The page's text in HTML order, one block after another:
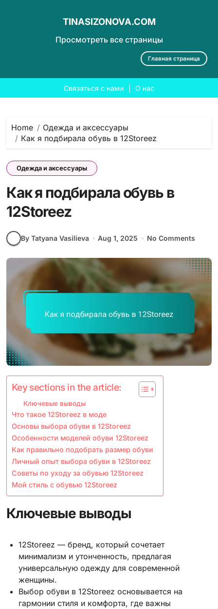
Просмотреть все страницы
TINASIZONOVA.COM
Главная страница
Связаться с нами О нас
content
Home
Одежда и аксессуары
Как я подбирала обувь в 12Storeez
Одежда и аксессуары
Как я подбирала обувь в
12Storeez
By Tatyana Vasilieva Aug 1, 2025 No Comments
Key sections in the article:
Ключевые выводы
Что такое 12Storeez в моде
Основы выбора обуви в 12Storeez
Особенности моделей обуви 12Storeez
Как правильно подобрать размер обуви
Личный опыт выбора обуви в 12Storeez
Советы по уходу за обувью 12Storeez
Мой стиль с обувью 12Storeez
Ключевые выводы
12Storeez — бренд, который сочетает
минимализм и утонченность, предлагая
универсальную одежду для современной
женщины.
Выбор обуви в 12Storeez основывается на
гармонии стиля и комфорта, где важны